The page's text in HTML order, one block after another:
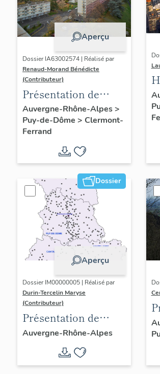
Aperçu
Dossier IA63002574 | Réalisé par
Renaud-Morand Bénédicte
(Contributeur)
Présentation de
l'opération
ponctuelle "Muraille
de Chine" (de
Clermont-Ferrand)
Auvergne-Rhône-Alpes>
Puy-de-Dôme > Clermont-
Ferrand
Dossier
Aperçu
Dossier IM00000005 | Réalisé par
Durin-Tercelin Maryse
(Contributeur)
Présentation de
l’opération tissus et
ornements
liturgiques en
Auvergne-Rhône-Alpes